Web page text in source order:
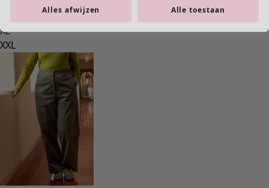
Nieuw
Alle woonartikelen
Gordijnen
Kussens & Kussenhoezen
Vloerkleden
Badstof
Eerdere favorieten
Alles afwijzen Alle toestaan